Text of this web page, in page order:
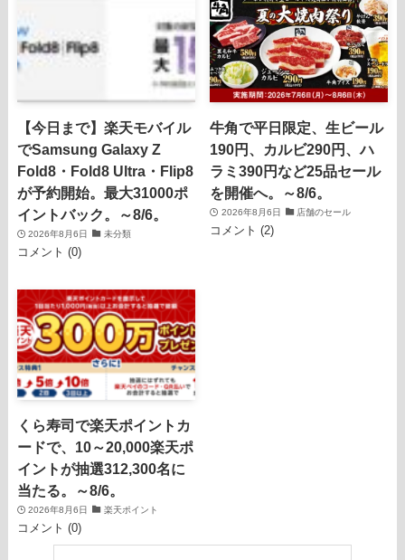
【今日まで】楽天モバイル
でSamsung Galaxy Z
Fold8・Fold8 Ultra・Flip8
が予約開始。最大31000ポ
イントバック。～8/6。
2026年8月6日 未分類
コメント (0)
牛角で平日限定、生ビール
190円、カルビ290円、ハ
ラミ390円など25品セール
を開催へ。～8/6。
2026年8月6日 店舗のセール
コメント (2)
くら寿司で楽天ポイントカ
ードで、10～20,000楽天ポ
イントが抽選312,300名に
当たる。～8/6。
2026年8月6日 楽天ポイント
コメント (0)